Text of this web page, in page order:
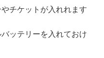
チケットが入れれます
ッテリーを入れておけ